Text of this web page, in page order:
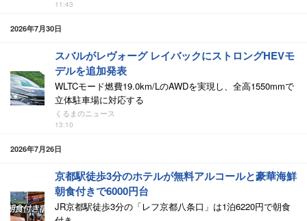
11:43
2026年7月30日
スバルがレヴォーグ レイバックにストロングHEVモ
デルを追加発表
WLTCモード燃費19.0km/LのAWDを実現し、全高1550mmで
立体駐車場に対応する
くるまのニュース
13:10
2026年7月26日
京都駅徒歩3分のホテルが無料アルコールと豪華海鮮
朝食付きで6000円台
JR京都駅徒歩3分の「レフ京都八条口」は1泊6220円で朝食